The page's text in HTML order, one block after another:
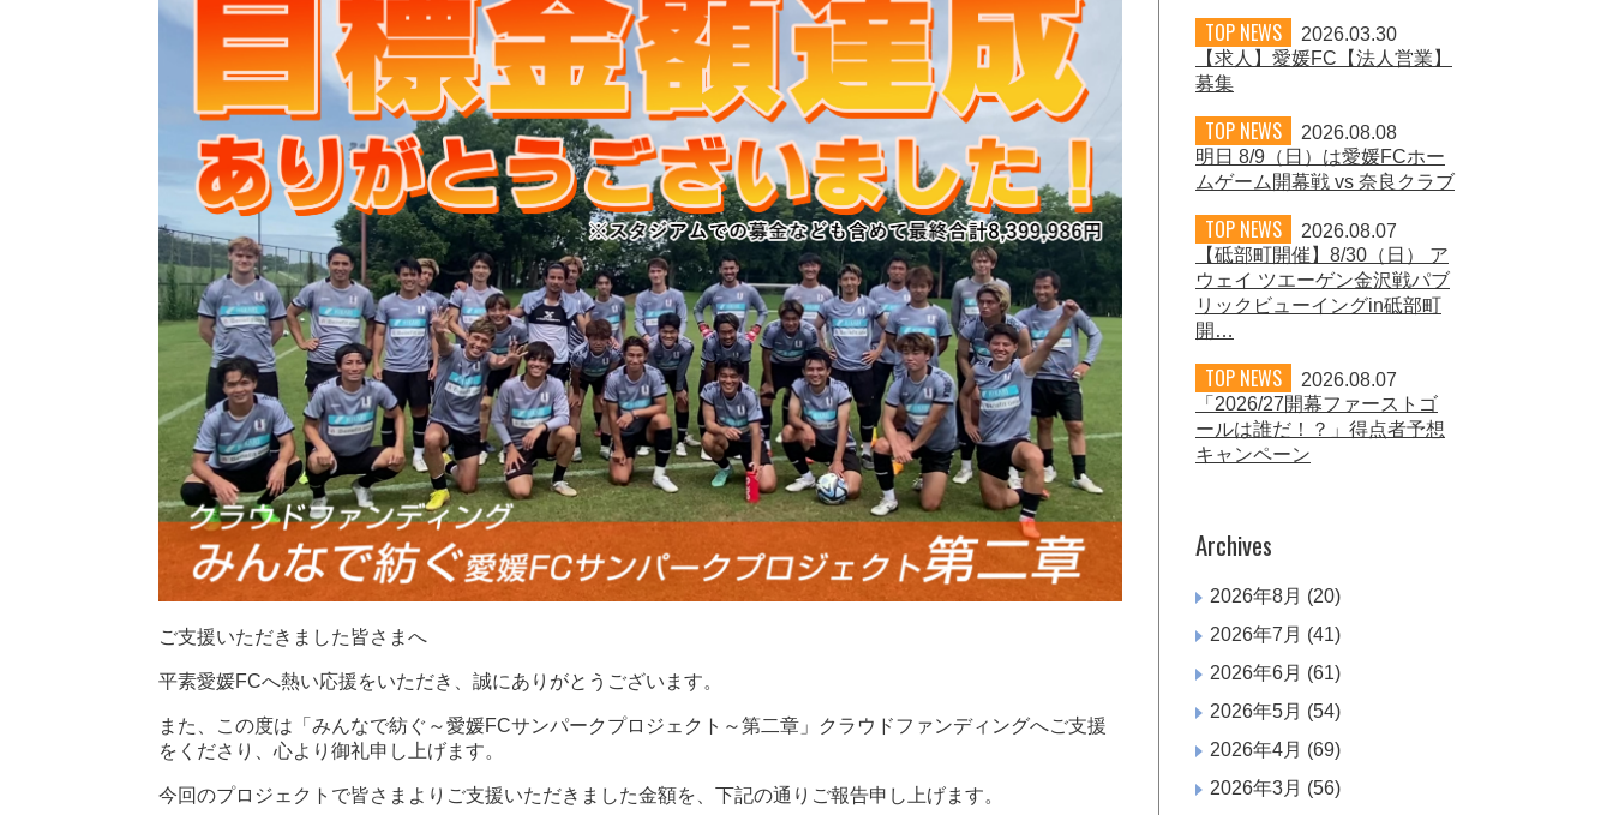
ご支援いただきました皆さまへ
平素愛媛FCへ熱い応援をいただき、誠にありがとうございます。
また、この度は「みんなで紡ぐ～愛媛FCサンパークプロジェクト～第二章」クラウドファンディングへご支援
をくださり、心より御礼申し上げます。
今回のプロジェクトで皆さまよりご支援いただきました金額を、下記の通りご報告申し上げます。
TOP NEWS
2026.03.30
【求人】愛媛FC【法人営業】
募集
TOP NEWS
2026.08.08
明日 8/9（日）は愛媛FCホー
ムゲーム開幕戦 vs 奈良クラブ
TOP NEWS
2026.08.07
【砥部町開催】8/30（日） ア
ウェイ ツエーゲン金沢戦パブ
リックビューイングin砥部町
開…
TOP NEWS
2026.08.07
「2026/27開幕ファーストゴ
ールは誰だ！？」得点者予想
キャンペーン
Archives
2026年8月 (20)
2026年7月 (41)
2026年6月 (61)
2026年5月 (54)
2026年4月 (69)
2026年3月 (56)